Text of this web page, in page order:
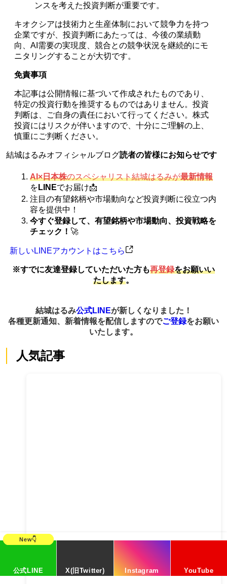
ンスを考えた投資判断が重要です。
キオクシアは技術力と生産体制において競争力を持つ
企業ですが、投資判断にあたっては、今後の業績動
向、AI需要の実現度、競合との競争状況を継続的にモ
ニタリングすることが大切です。
免責事項
本記事は公開情報に基づいて作成されたものであり、
特定の投資行動を推奨するものではありません。投資
判断は、ご自身の責任において行ってください。株式
投資にはリスクが伴いますので、十分にご理解の上、
慎重にご判断ください。
結城はるみオフィシャルブログ読者の皆様にお知らせです
AI×日本株のスペシャリスト結城はるみが最新情報
を LINEでお届け📩
注目の有望銘柄や市場動向など投資判断に役立つ内
容を提供中！
今すぐ登録して、有望銘柄や市場動向、投資戦略を
チェック！ 🚀
新しいLINEアカウントはこちら
※すでに友達登録していただいた方も再登録をお願いい
たします。
結城はるみ公式LINEが新しくなりました！
各種更新通知、新着情報を配信しますのでご登録をお願い
いたします。
人気記事
公式LINE X(旧Twitter) Instagram YouTube